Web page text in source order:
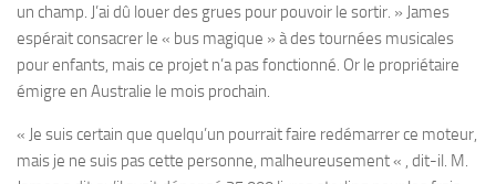
un champ. J’ai dû louer des grues pour pouvoir le sortir. » James
espérait consacrer le « bus magique » à des tournées musicales
pour enfants, mais ce projet n’a pas fonctionné. Or le propriétaire
émigre en Australie le mois prochain.
« Je suis certain que quelqu’un pourrait faire redémarrer ce moteur,
mais je ne suis pas cette personne, malheureusement « , dit-il. M.